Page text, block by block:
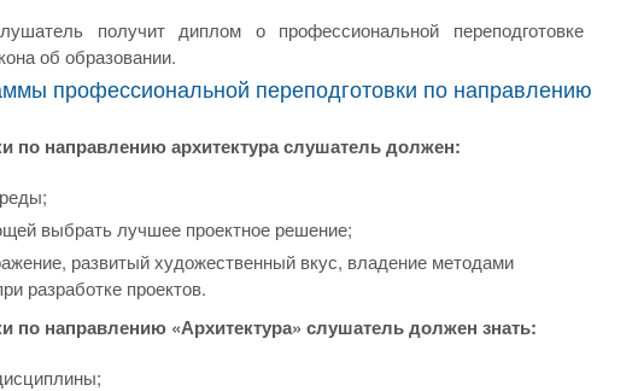
получит диплом о профессиональной переподготовке
об образовании.
профессиональной переподготовки по направлению
направлению архитектура слушатель должен:
выбрать лучшее проектное решение;
развитый художественный вкус, владение методами
разработке проектов.
направлению «Архитектура» слушатель должен знать: